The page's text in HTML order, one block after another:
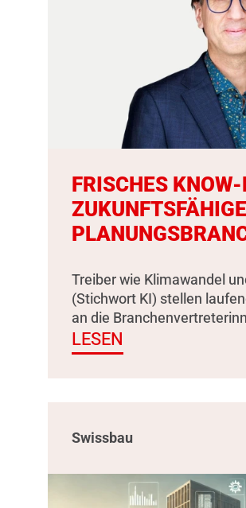
FRISCHES
Treiber wie Klimawandel
(Stichwort KI) stellen
an die
LESEN
Swissbau